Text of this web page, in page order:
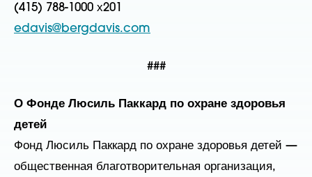
(415) 788-1000 х201
​edavis@bergdavis.com
###
О Фонде Люсиль Паккард по охране здоровья
детей
Фонд Люсиль Паккард по охране здоровья детей —
общественная благотворительная организация,